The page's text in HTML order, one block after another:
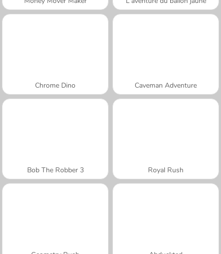
Chrome Dino Caveman Adventure
Bob The Robber 3 Royal Rush